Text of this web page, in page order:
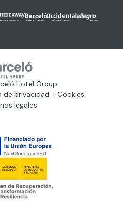
Hotel Group
de privacidad
Cookies
legales